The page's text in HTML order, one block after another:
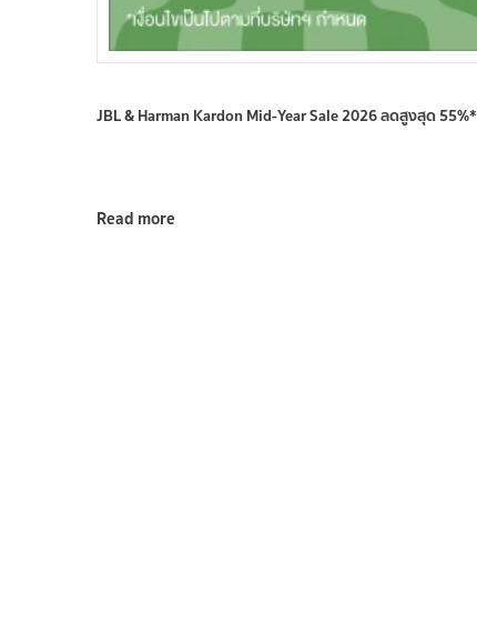
JBL & Harman Kardon Mid-Year Sale 2026 ลดสูงสุด 55%*
Read more